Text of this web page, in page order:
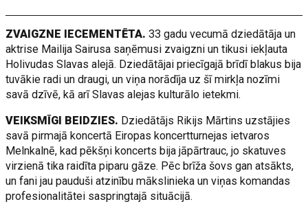
ZVAIGZNE IECEMENTĒTA.33 gadu vecumā dziedātāja un
aktrise Mailija Sairusa saņēmusi zvaigzni un tikusi iekļauta
Holivudas Slavas alejā. Dziedātājai priecīgajā brīdī blakus bija
tuvākie radi un draugi, un viņa norādīja uz šī mirkļa nozīmi
savā dzīvē, kā arī Slavas alejas kulturālo ietekmi.
VEIKSMĪGI BEIDZIES. Dziedātājs Rikijs Mārtins uzstājies
savā pirmajā koncertā Eiropas koncertturnejas ietvaros
Melnkalnē, kad pēkšņi koncerts bija jāpārtrauc, jo skatuves
virzienā tika raidīta piparu gāze. Pēc brīža šovs gan atsākts,
un fani jau pauduši atzinību mākslinieka un viņas komandas
profesionalitātei saspringtajā situācijā.